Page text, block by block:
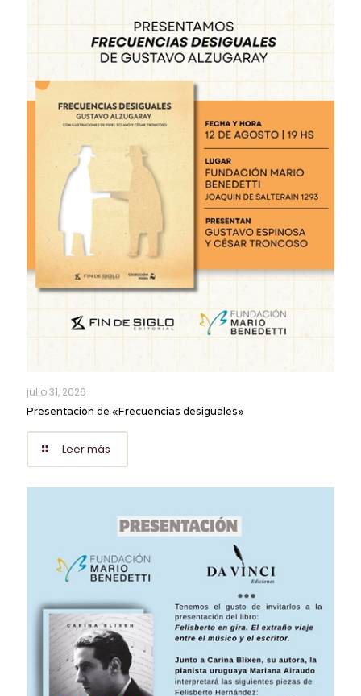
julio 31, 2026
Presentación de «Frecuencias desiguales»
Leer más